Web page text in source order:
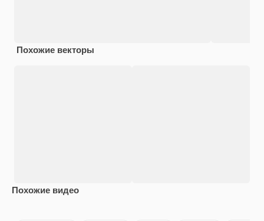
Похожие векторы
Похожие видео